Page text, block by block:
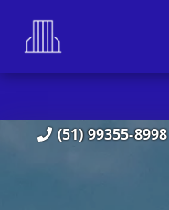
(51) 99355-8998